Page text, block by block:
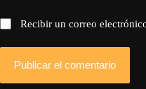
Recibir un correo
Publicar el comentario